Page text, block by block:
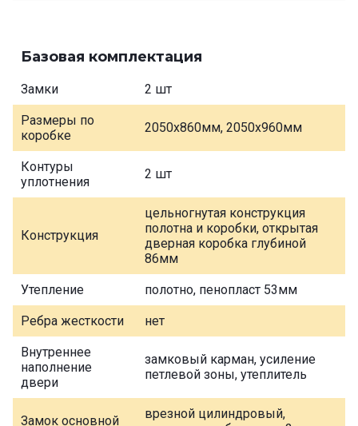
Базовая комплектация
Замки 2 шт
Размеры по
коробке
2050х860мм, 2050х960мм
Контуры
уплотнения
2 шт
Конструкция
цельногнутая конструкция
полотна и коробки, открытая
дверная коробка глубиной
86мм
Утепление полотно, пенопласт 53мм
Ребра жесткости нет
Внутреннее
наполнение
двери
замковый карман, усиление
петлевой зоны, утеплитель
Замок основной
врезной цилиндровый,